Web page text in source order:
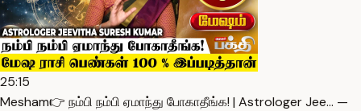
25:15
Mesham👉 நம்பி நம்பி ஏமாந்து போகாதீங்க! | Astrologer Jee… —